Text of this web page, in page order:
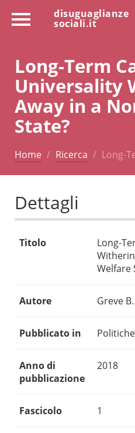
disuguaglianze
sociali.it
Long-Term
Universality
Away in a
State?
Home Ricerca Long-
Dettagli
Titolo
Long-
Welfare
Autore Greve B.
Pubblicato in
Anno di
pubblicazione
2018
Fascicolo 1